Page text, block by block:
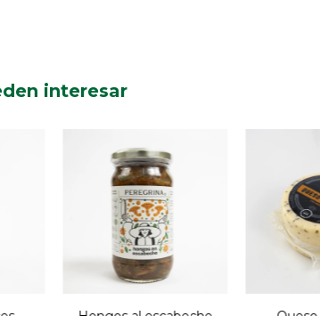
interesar